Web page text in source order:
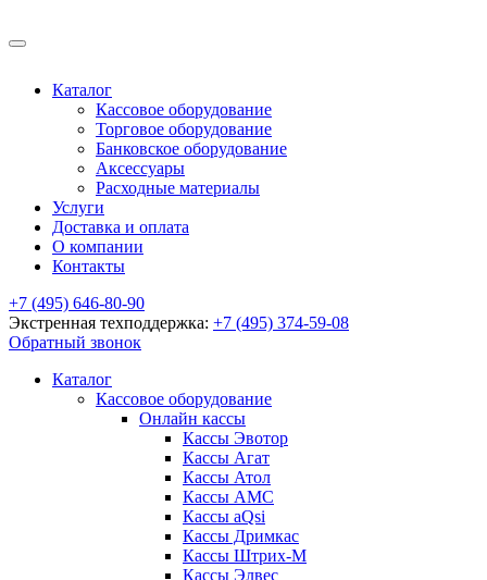
Каталог
Кассовое оборудование
Торговое оборудование
Банковское оборудование
Аксессуары
Расходные материалы
Услуги
Доставка и оплата
О компании
Контакты
+7 (495) 646-80-90
Экстренная техподдержка: +7 (495) 374-59-08
Обратный звонок
Каталог
Кассовое оборудование
Онлайн кассы
Кассы Эвотор
Кассы Агат
Кассы Атол
Кассы АМС
Кассы aQsi
Кассы Дримкас
Кассы Штрих-М
Кассы Элвес